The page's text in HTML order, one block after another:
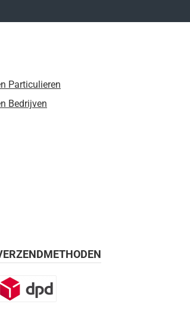
Particulieren
Bedrijven